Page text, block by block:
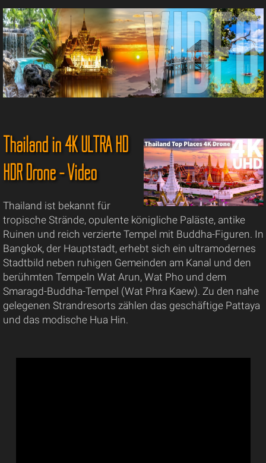
Thailand in 4K ULTRA HD
HDR Drone - Video
Thailand ist bekannt für
tropische Strände, opulente königliche Paläste, antike
Ruinen und reich verzierte Tempel mit Buddha-Figuren. In
Bangkok, der Hauptstadt, erhebt sich ein ultramodernes
Stadtbild neben ruhigen Gemeinden am Kanal und den
berühmten Tempeln Wat Arun, Wat Pho und dem
Smaragd-Buddha-Tempel (Wat Phra Kaew). Zu den nahe
gelegenen Strandresorts zählen das geschäftige Pattaya
und das modische Hua Hin.